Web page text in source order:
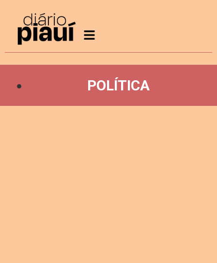
POLÍTICA